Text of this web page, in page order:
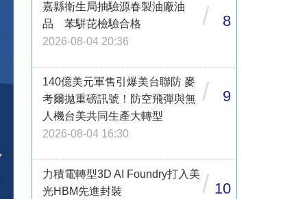
嘉縣衛生局抽驗源春製油廠油
品 苯駢芘檢驗合格
2026-08-04 20:36
/ 8
140億美元軍售引爆美台聯防 麥
考爾拋重磅訊號！防空飛彈與無
人機台美共同生產大轉型
2026-08-04 16:30
/ 9
力積電轉型3D AI Foundry打入美
光HBM先進封裝
/ 10